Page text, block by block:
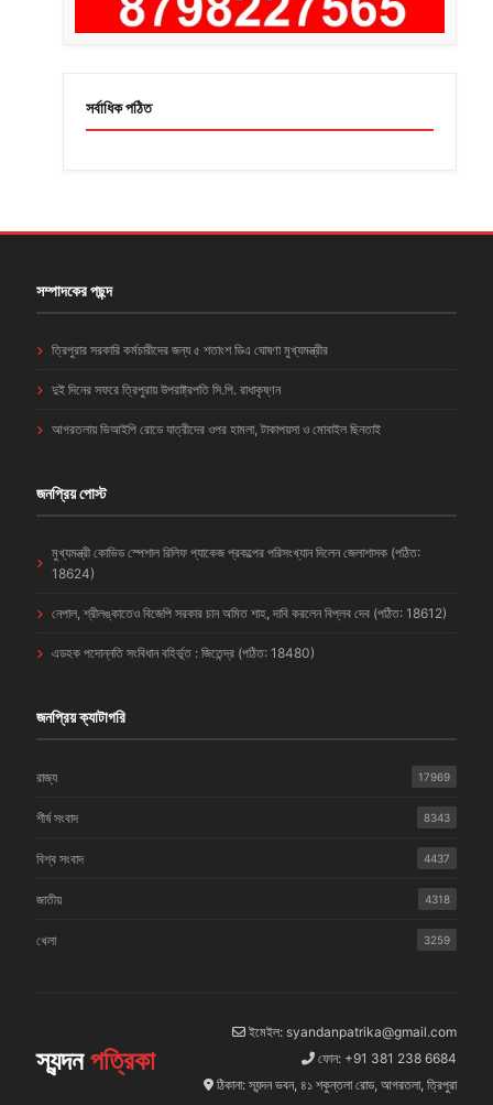
সর্বাধিক পঠিত
সম্পাদকের পছন্দ
ত্রিপুরার সরকারি কর্মচারীদের জন্য ৫ শতাংশ ডিএ ঘোষণা মুখ্যমন্ত্রীর
দুই দিনের সফরে ত্রিপুরায় উপরাষ্ট্রপতি সি.পি. রাধাকৃষ্ণন
আগরতলায় ভিআইপি রোডে যাত্রীদের ওপর হামলা, টাকাপয়সা ও মোবাইল ছিনতাই
জনপ্রিয় পোস্ট
মুখ্যমন্ত্রী কোভিড স্পেশাল রিলিফ প্যাকেজ প্রকল্পের পরিসংখ্যান দিলেন জেলাশাসক (পঠিত:
18624)
নেপাল, শ্রীলঙ্কাতেও বিজেপি সরকার চান অমিত শাহ, দাবি করলেন বিপ্লব দেব (পঠিত: 18612)
এডহক পদোন্নতি সংবিধান বহির্ভূত : জিতেন্দ্র (পঠিত: 18480)
জনপ্রিয় ক্যাটাগরি
রাজ্য 17969
শীর্ষ সংবাদ 8343
বিশ্ব সংবাদ 4437
জাতীয় 4318
খেলা 3259
স্যন্দনপত্রিকা
ইমেইল: syandanpatrika@gmail.com
ফোন: +91 381 238 6684
ঠিকানা: স্যন্দন ভবন, ৪১ শকুন্তলা রোড, আগরতলা, ত্রিপুরা